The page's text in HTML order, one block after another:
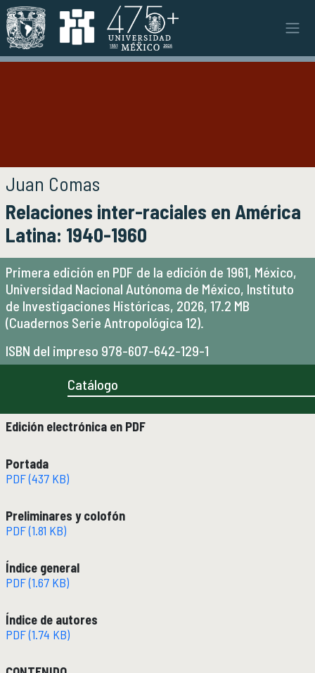
Pasar al contenido principal
Documentos institucionales
Órganos colegiados
Normatividad y gestiones
Áreas de investigación e investigadores
Proyectos de investigación
Seminarios
Micrositios
Actividades académicas
ACTIVIDADES ACADÉMICAS
Posgrado
Servicio Social
Cursos y diplomados vigentes
Próximamente
Autoría de la publicación
Juan Comas
Título de la publicación
Relaciones inter-raciales en América
Latina: 1940-1960
Primera edición en PDF de la edición de 1961, México,
Universidad Nacional Autónoma de México, Instituto
de Investigaciones Históricas, 2026, 17.2 MB
(Cuadernos Serie Antropológica 12).
ISBN del impreso 978-607-642-129-1
Catálogo
Edición electrónica en PDF
Portada
PDF (437 KB)
Preliminares y colofón
PDF (1.81 KB)
Índice general
PDF (1.67 KB)
Índice de autores
PDF (1.74 KB)